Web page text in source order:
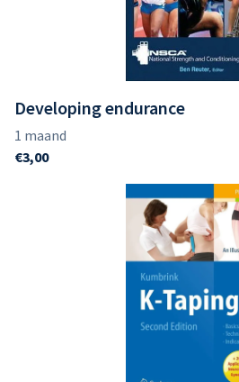
Developing endurance